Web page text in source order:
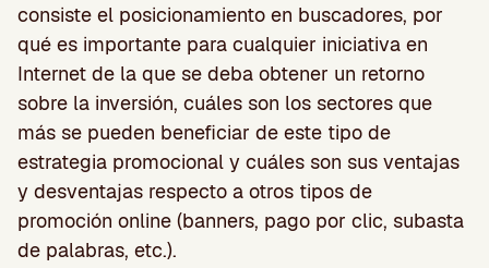
consiste el posicionamiento en buscadores, por
qué es importante para cualquier iniciativa en
Internet de la que se deba obtener un retorno
sobre la inversión, cuáles son los sectores que
más se pueden beneficiar de este tipo de
estrategia promocional y cuáles son sus ventajas
y desventajas respecto a otros tipos de
promoción online (banners, pago por clic, subasta
de palabras, etc.).